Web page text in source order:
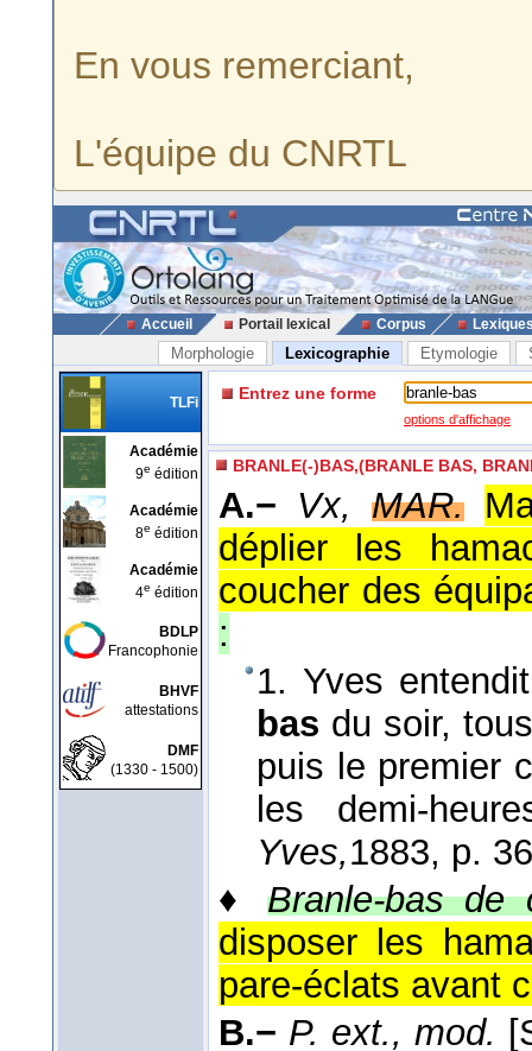
En vous remerciant,
L'équipe du CNRTL
Accueil Portail lexical Corpus
Morphologie Lexicographie Etymologie
TLFi
Académie
9e édition
Académie
8e édition
Académie
4e édition
BDLP
Francophonie
BHVF
attestations
DMF
(1330 - 1500)
Entrez une forme
options d'affichage
BRANLE(-)BAS,(BRANLE BAS,
A.− Vx, MAR.
déplier les
coucher des
:
1. Yves
bas du soir,
puis le premier
les demi-
Yves,1883, p.
♦Branle-bas de
disposer les
pare-éclats avant
B.− P. ext., mod.